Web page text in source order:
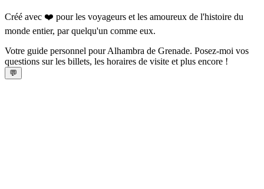
Créé avec ❤️ pour les voyageurs et les amoureux de l'histoire du
monde entier, par quelqu'un comme eux.
Votre guide personnel pour Alhambra de Grenade. Posez-moi vos
questions sur les billets, les horaires de visite et plus encore !
💬